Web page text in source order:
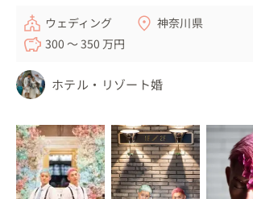
ウェディング
神奈川県
300 〜 350 万円
ホテル・リゾート婚